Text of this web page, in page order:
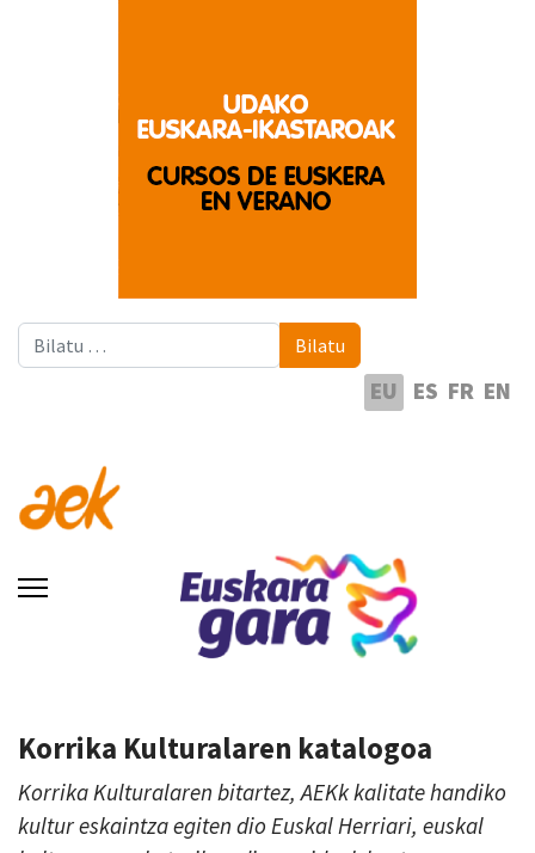
Bilatu Bilatu
EU ES FR EN
Korrika Kulturalaren katalogoa
Korrika Kulturalaren bitartez, AEKk kalitate handiko
kultur eskaintza egiten dio Euskal Herriari, euskal